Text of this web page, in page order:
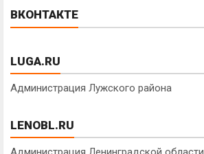
ВКОНТАКТЕ
LUGA.RU
Администрация Лужского района
LENOBL.RU